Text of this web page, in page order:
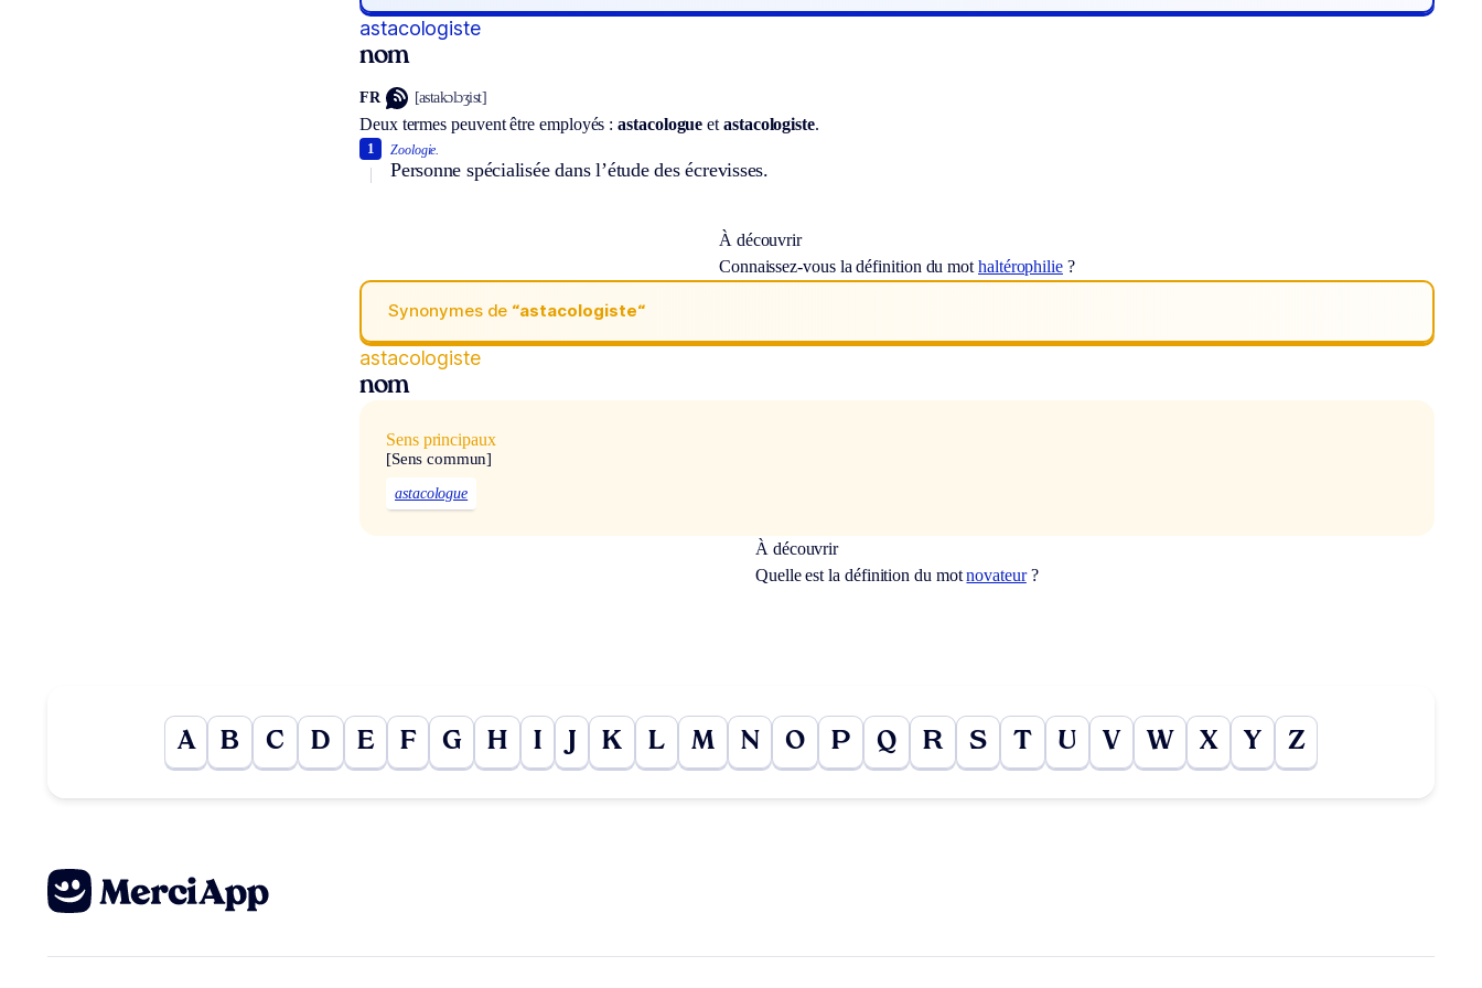
astacologiste
nom
FR [astakɔlɔʒist]
Deux termes peuvent être employés :astacologue et astacologiste.
Zoologie.
Personne spécialisée dans l’étude des écrevisses.
1
À découvrir
Connaissez-vous la définition du mot haltérophilie?
Synonymes de “astacologiste“
astacologiste
nom
Sens principaux
[Sens commun]
astacologue
À découvrir
Quelle est la définition du motnovateur?
A B C D E F G H I J K L M N O P Q R S T U V W X Y Z